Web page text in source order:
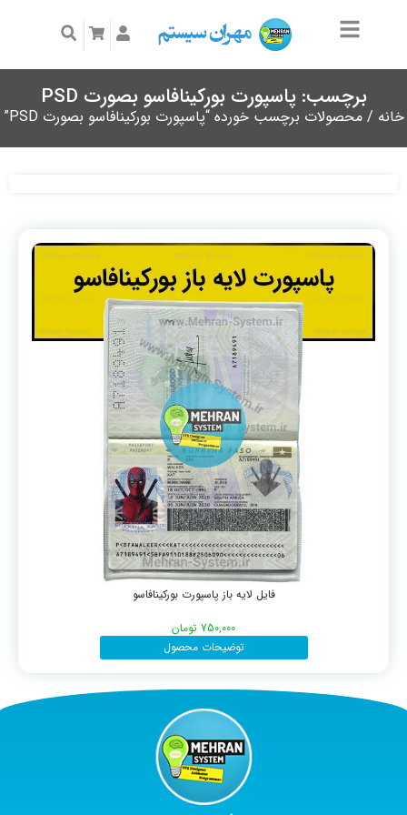
برچسب: پاسپورت بورکینافاسو بصورت PSD
خانه / محصولات برچسب خورده “پاسپورت بورکینافاسو بصورت PSD”
فایل لایه باز پاسپورت بورکینافاسو
750,000 تومان
توضیحات محصول